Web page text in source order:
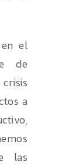
el
de
a
las